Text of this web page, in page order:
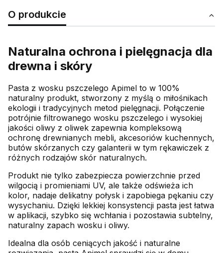
O produkcie
Naturalna ochrona i pielęgnacja dla
drewna i skóry
Pasta z wosku pszczelego Apimel to w 100%
naturalny produkt, stworzony z myślą o miłośnikach
ekologii i tradycyjnych metod pielęgnacji. Połączenie
potrójnie filtrowanego wosku pszczelego i wysokiej
jakości oliwy z oliwek zapewnia kompleksową
ochronę drewnianych mebli, akcesoriów kuchennych,
butów skórzanych czy galanterii w tym rękawiczek z
różnych rodzajów skór naturalnych.
Produkt nie tylko zabezpiecza powierzchnie przed
wilgocią i promieniami UV, ale także odświeża ich
kolor, nadaje delikatny połysk i zapobiega pękaniu czy
wysychaniu. Dzięki lekkiej konsystencji pasta jest łatwa
w aplikacji, szybko się wchłania i pozostawia subtelny,
naturalny zapach wosku i oliwy.
Idealna dla osób ceniących jakość i naturalne